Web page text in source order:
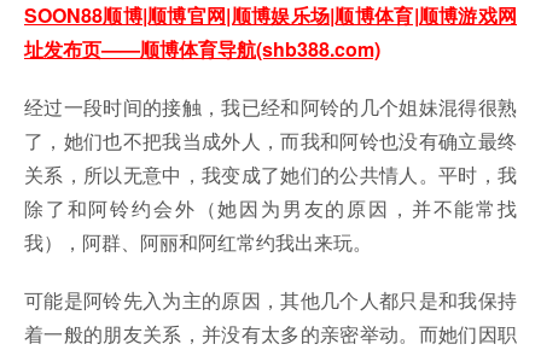
SOON88顺博|顺博官网|顺博娱乐场|顺博体育|顺博游戏网
址发布页——顺博体育导航(shb388.com)
经过一段时间的接触，我已经和阿铃的几个姐妹混得很熟
了，她们也不把我当成外人，而我和阿铃也没有确立最终
关系，所以无意中，我变成了她们的公共情人。平时，我
除了和阿铃约会外（她因为男友的原因，并不能常找
我），阿群、阿丽和阿红常约我出来玩。
可能是阿铃先入为主的原因，其他几个人都只是和我保持
着一般的朋友关系，并没有太多的亲密举动。而她们因职